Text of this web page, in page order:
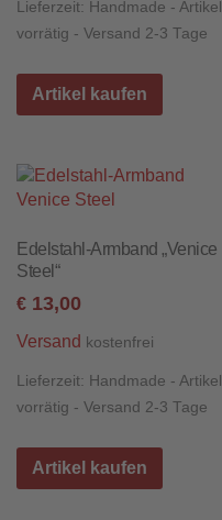
Lieferzeit: Handmade - Artikel
vorrätig - Versand 2-3 Tage
Artikel kaufen
Edelstahl-Armband „Venice
Steel“
€ 13,00
Versand kostenfrei
Lieferzeit: Handmade - Artikel
vorrätig - Versand 2-3 Tage
Artikel kaufen